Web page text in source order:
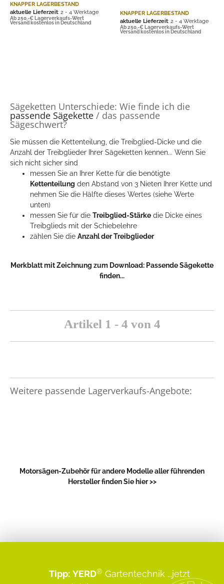
KNAPPER LAGERBESTAND
aktuelle Lieferzeit: 2 - 4 Werktage
Ab 250,-€ Lagerverkaufs-Wert
Versand kostenlos in Deutschland
KNAPPER LAGERBESTAND
aktuelle Lieferzeit: 2 - 4 Werktage
Ab 250,-€ Lagerverkaufs-Wert
Versand kostenlos in Deutschland
Sägeketten Unterschiede: Wie finde ich die
passende Sägekette / das passende
Sägeschwert?
Sie müssen die Kettenteilung, die Treibglied-Dicke und die
Anzahl der Treibglieder Ihrer Sägeketten kennen... Wenn Sie
sich nicht sicher sind
messen Sie an Ihrer Kette für die benötigte
Kettenteilung den Abstand von 3 Nieten Ihrer Kette und
nehmen Sie die Hälfte dieses Wertes (siehe Werte
unten)
messen Sie für die Treibglied-Stärke die Dicke eines
Treibglieds mit der Schiebelehre
zählen Sie die Anzahl der Treibglieder
Merkblatt mit Zeichnung zum Download: Passende Sägekette
finden...
Artikel 1 - 4 von 4
Weitere passende Lagerverkaufs-Angebote:
Motorsägen-Zubehör für andere Modelle aller führenden
Hersteller finden Sie hier >>
Tipp: YERD® Gartentechnik ...jetzt